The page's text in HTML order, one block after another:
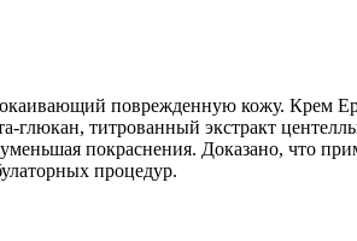
поврежденную кожу. Крем
глюкан, титрованный экстракт
покраснения. Доказано, что
процедур.